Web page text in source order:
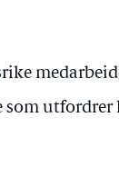
som